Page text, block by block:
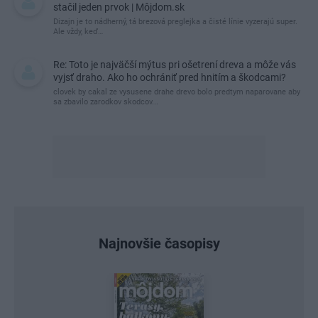
stačil jeden prvok | Môjdom.sk
Dizajn je to nádherný, tá brezová preglejka a čisté línie vyzerajú super.
Ale vždy, keď…
Re: Toto je najväčší mýtus pri ošetrení dreva a môže vás
vyjsť draho. Ako ho ochrániť pred hnitím a škodcami?
clovek by cakal ze vysusene drahe drevo bolo predtym naparovane aby
sa zbavilo zarodkov skodcov...
Najnovšie časopisy